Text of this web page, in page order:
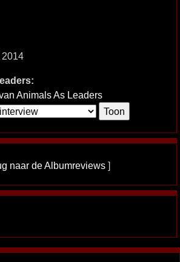
2014
Animals As Leaders
naar de Albumreviews ]